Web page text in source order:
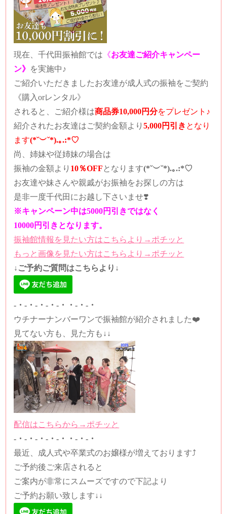
現在、千代田振袖館では 《お友達ご紹介キャンペー
ン》 を実施中♪
ご紹介いただきましたお友達が成人式の振袖をご契約
《購入orレンタル》
されると、
ご紹介様は商品券10,000円分をプレゼント♪
紹介されたお友達はご契約金額より5,000円引き となり
ます(*˘︶˘*).｡.:*♡
尚、姉妹や従姉妹の場合は
振袖の金額より 10％OFF となります(*˘︶˘*).｡.:*♡
お友達や妹さんや親戚がお振袖をお探しの方は
是非一度千代田にお越し下さいませ❣️
※キャンペーン中は5000円引きではなく
10000円引きとなります。
振袖館情報を見たい方はこちらより→ポチッと
もっと画像を見たい方はこちらより→ポチッと
↓ご予約ご質問はこちらより↓
-・-・-・-・-・・-・-・
ウチナーナンバーワンで振袖館が紹介されました❤️
見てない方も、見た方も↓↓
配信はこちらから→ポチッと
-・-・-・-・-・・-・-・
最近、成人式や卒業式のお嬢様が増えております⤴
ご予約後ご来店されると
ご案内が非常にスムーズですので下記より
ご予約お願い致します↓↓